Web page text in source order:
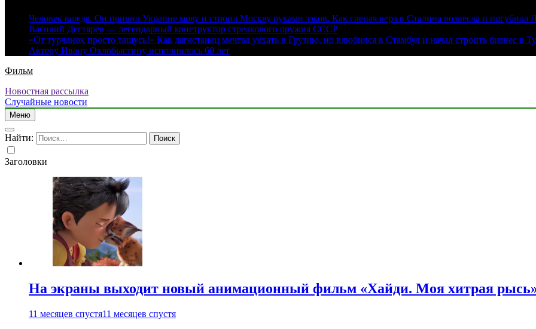
Человек вождя. Он привил Украине мову и строил Москву руками зэков. Как слепая вера в Сталина вознесла и погубила
Василий Дегтярев — легендарный конструктор стрелкового оружия СССР
«От турчанок просто тащусь!» Как дагестанец мечтал уехать в Грузию, но влюбился в Стамбул и начал строить бизнес в
Актеру Ивану Охлобыстину исполнилось 60 лет
Фильм
Новостная рассылка
Случайные новости
Меню
Найти:
Заголовки
На экраны выходит новый анимационный фильм «Хайди. Моя хитрая
11 месяцев спустя11 месяцев спустя